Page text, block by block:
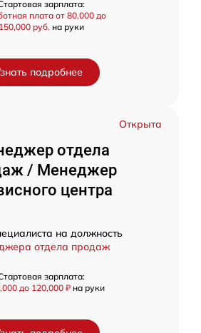
зарплата:
плата от 80,000 до
150,000 руб. на руки
подробнее
Открыта
отдела
/ Менеджер
центра
на должность
отдела продаж
зарплата:
до 120,000 ₽ на руки